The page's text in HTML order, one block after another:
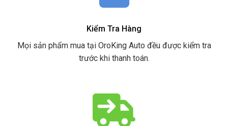
Kiểm Tra Hàng
Mọi sản phẩm mua tại OroKing Auto đều được kiểm tra
trước khi thanh toán.